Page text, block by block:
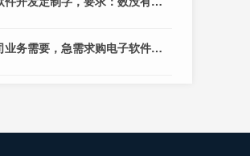
因公司业务需要，急需求购电子软件设计OEM供应商